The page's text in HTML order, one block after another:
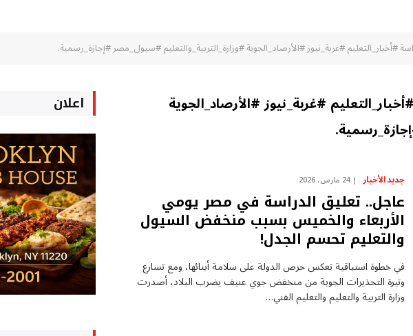
#أخبار_التعليم #غربة_نيوز #الأرصاد_الجوية #وزارة_التربية_والتعليم #سيول_مصر #إجازة_رسمية.
#غربة_نيوز #الأرصاد_الجوية
جديد الأخبار 24 مارس، 2026
عاجل.. تعليق الدراسة في مصر يومي
الأربعاء والخميس بسبب منخفض السيول
والتعليم تحسم الجدل!
في خطوة استباقية تعكس حرص الدولة على سلامة أبنائها، ومع تسارع
وتيرة التحذيرات الجوية من منخفض جوي عنيف يضرب البلاد، أصدرت
وزارة التربية والتعليم والتعليم الفني…
اعلان